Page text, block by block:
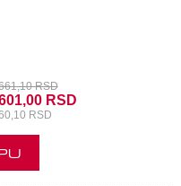
RSD
RSD
RSD